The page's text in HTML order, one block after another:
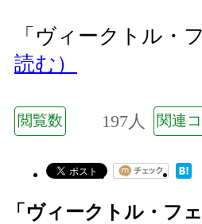
「ヴィークトル・
読む）
閲覧数 197人 関連
「ヴィークトル・フ